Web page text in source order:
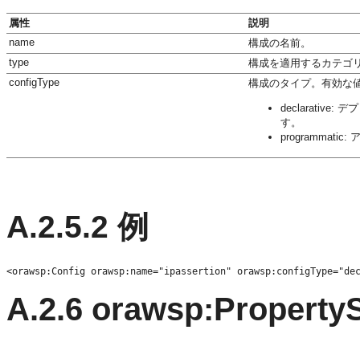
属性
説明
name
構成の名前。
type
構成を適用するカテゴ
configType
構成のタイプ。有効な
declarative: デ
す。
programmatic:
A.2.5.2 例
A.2.6